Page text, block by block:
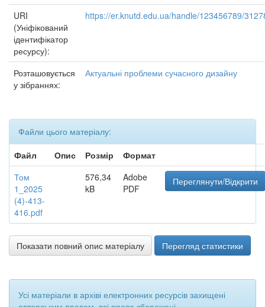
URI
(Уніфікований
ідентифікатор
ресурсу):
https://er.knutd.edu.ua/handle/123456789/
Розташовується
у зібраннях:
Актуальні проблеми сучасного дизайну
Файли цього матеріалу:
Файл
Опис Розмір
Формат
Том
1_2025
(4)-413-
416.pdf
576,34
kB
Adobe
PDF
Переглянути/Відкрити
Показати повний опис матеріалу Перегляд статистики
Усі матеріали в архіві електронних ресурсів захищені